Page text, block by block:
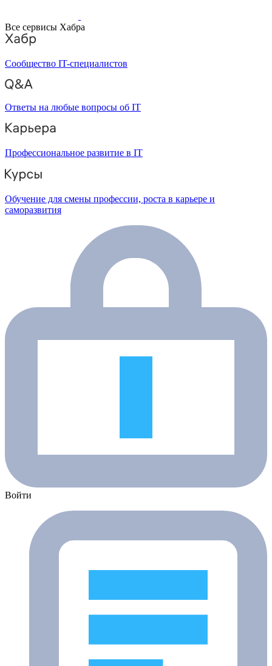
Все сервисы Хабра
Сообщество IT-специалистов
Ответы на любые вопросы об IT
Профессиональное развитие в IT
Обучение для смены профессии, роста в карьере и
саморазвития
Войти